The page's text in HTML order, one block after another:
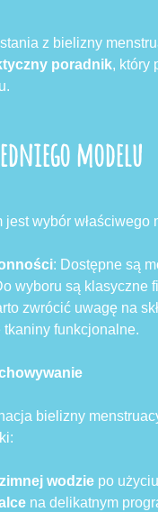
z bielizny
poradnik, który
modelu
jest wybór
: Dostępne są
wyboru są klasyczne
zwrócić uwagę na
funkcjonalne.
bielizny
wodzie po
na delikatnym